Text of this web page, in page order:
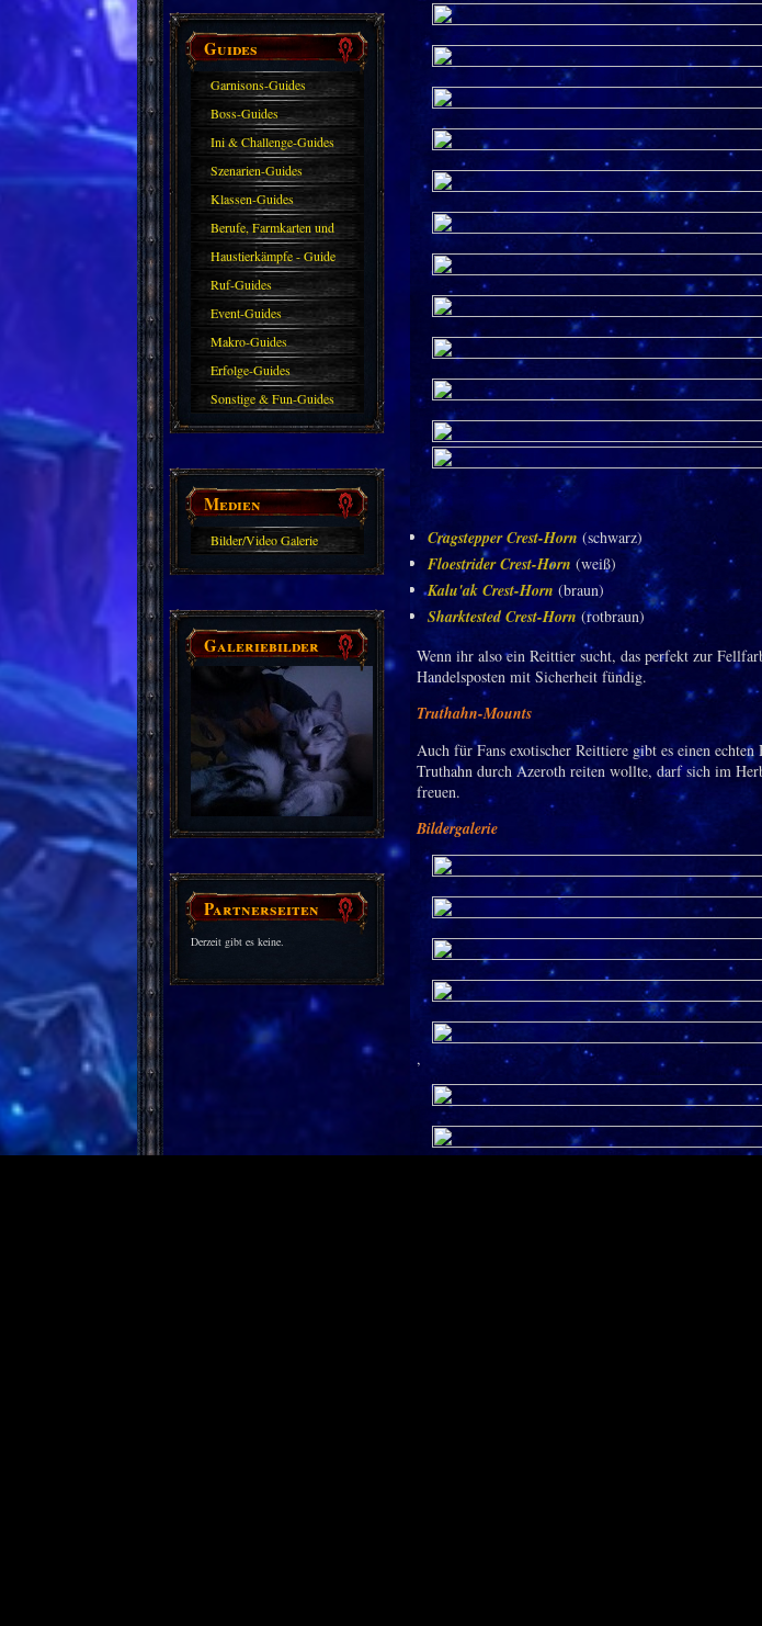
Guides
Garnisons-Guides
Boss-Guides
Ini & Challenge-Guides
Szenarien-Guides
Klassen-Guides
Berufe, Farmkarten und
Haustiere
Haustierkämpfe - Guide
Ruf-Guides
Event-Guides
Makro-Guides
Erfolge-Guides
Sonstige & Fun-Guides
Medien
Bilder/Video Galerie
Galeriebilder
Partnerseiten
Derzeit gibt es keine.
Cragstepper Crest-Horn (schwarz)
Floestrider Crest-Horn (weiß)
Kalu'ak Crest-Horn (braun)
Sharktested Crest-Horn (rotbraun)
Wenn ihr also ein Reittier sucht, das perfekt zur
Handelsposten mit Sicherheit fündig.
Truthahn-Mounts
Auch für Fans exotischer Reittiere gibt es einen
Truthahn durch Azeroth reiten wollte, darf sich im
freuen.
Bildergalerie
,